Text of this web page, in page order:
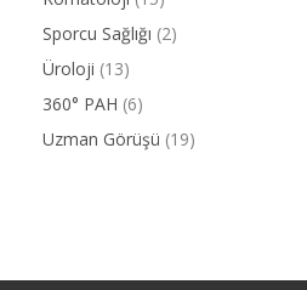
Sporcu Sağlığı (2)
Üroloji (13)
360° PAH (6)
Uzman Görüşü (19)